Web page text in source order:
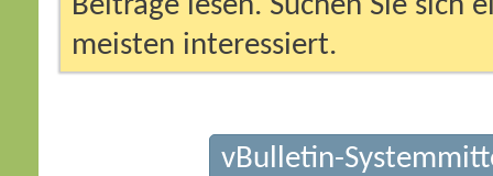
meisten interessiert.
vBulletin-